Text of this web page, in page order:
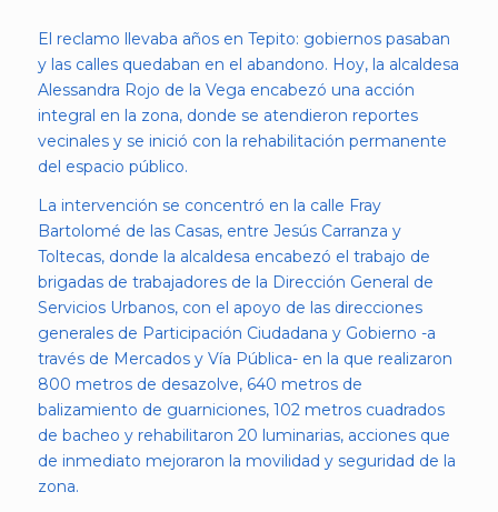
El reclamo llevaba años en Tepito: gobiernos pasaban
y las calles quedaban en el abandono. Hoy, la alcaldesa
Alessandra Rojo de la Vega encabezó una acción
integral en la zona, donde se atendieron reportes
vecinales y se inició con la rehabilitación permanente
del espacio público.
La intervención se concentró en la calle Fray
Bartolomé de las Casas, entre Jesús Carranza y
Toltecas, donde la alcaldesa encabezó el trabajo de
brigadas de trabajadores de la Dirección General de
Servicios Urbanos, con el apoyo de las direcciones
generales de Participación Ciudadana y Gobierno -a
través de Mercados y Vía Pública- en la que realizaron
800 metros de desazolve, 640 metros de
balizamiento de guarniciones, 102 metros cuadrados
de bacheo y rehabilitaron 20 luminarias, acciones que
de inmediato mejoraron la movilidad y seguridad de la
zona.